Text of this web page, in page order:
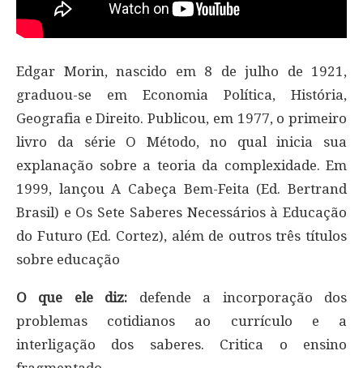
Edgar Morin, nascido em 8 de julho de 1921,
graduou-se em Economia Política, História,
Geografia e Direito. Publicou, em 1977, o primeiro
livro da série O Método, no qual inicia sua
explanação sobre a teoria da complexidade. Em
1999, lançou A Cabeça Bem-Feita (Ed. Bertrand
Brasil) e Os Sete Saberes Necessários à Educação
do Futuro (Ed. Cortez), além de outros três títulos
sobre educação
O que ele diz: defende a incorporação dos
problemas cotidianos ao currículo e a
interligação dos saberes. Critica o ensino